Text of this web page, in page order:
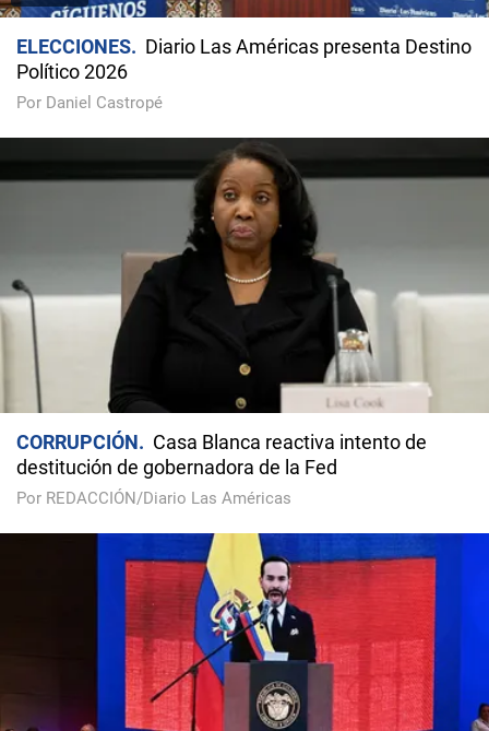
ELECCIONES
Diario Las Américas presenta Destino
Político 2026
Por Daniel Castropé
CORRUPCIÓN
Casa Blanca reactiva intento de
destitución de gobernadora de la Fed
Por REDACCIÓN/Diario Las Américas